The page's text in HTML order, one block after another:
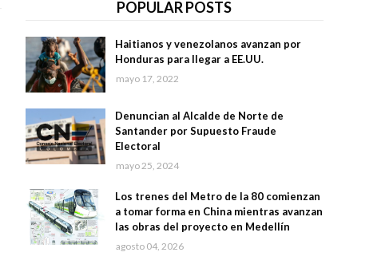
POPULAR POSTS
Haitianos y venezolanos avanzan por
Honduras para llegar a EE.UU.
mayo 17, 2022
Denuncian al Alcalde de Norte de
Santander por Supuesto Fraude
Electoral
mayo 25, 2024
Los trenes del Metro de la 80 comienzan
a tomar forma en China mientras avanzan
las obras del proyecto en Medellín
agosto 04, 2026